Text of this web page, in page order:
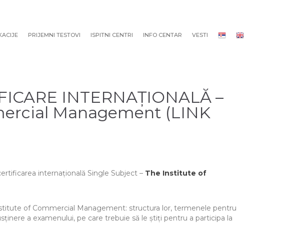
PRIJEMNI TESTOVI ISPITNI CENTRI INFO CENTAR VESTI
INTERNAȚIONALĂ –
Management (LINK
internațională Single Subject – The Institute of
of Commercial Management: structura lor, termenele pentru
a examenului, pe care trebuie să le știți pentru a participa la